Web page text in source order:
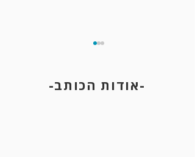
-אודות הכותב-